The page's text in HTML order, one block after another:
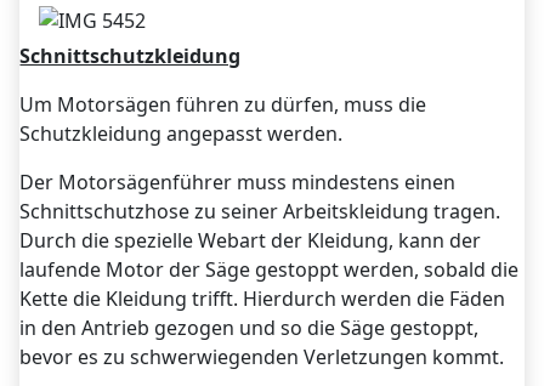
Schnittschutzkleidung
Um Motorsägen führen zu dürfen, muss die
Schutzkleidung angepasst werden.
Der Motorsägenführer muss mindestens einen
Schnittschutzhose zu seiner Arbeitskleidung tragen.
Durch die spezielle Webart der Kleidung, kann der
laufende Motor der Säge gestoppt werden, sobald die
Kette die Kleidung trifft. Hierdurch werden die Fäden
in den Antrieb gezogen und so die Säge gestoppt,
bevor es zu schwerwiegenden Verletzungen kommt.